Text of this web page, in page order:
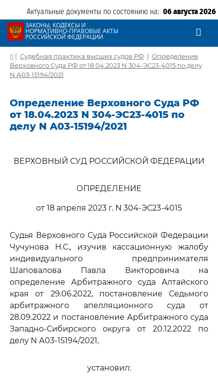
Актуальные документы по состоянию на: 06 августа 2026
ЗАКОНЫ, КОДЕКСЫ И
НОРМАТИВНО-ПРАВОВЫЕ АКТЫ
РОССИЙСКОЙ ФЕДЕРАЦИИ
| Судебная практика высших судов РФ | Определение
Верховного Суда РФ от 18.04.2023 N 304-ЭС23-4015 по делу
N А03-15194/2021
Определение Верховного Суда РФ
от 18.04.2023 N 304-ЭС23-4015 по
делу N А03-15194/2021
ВЕРХОВНЫЙ СУД РОССИЙСКОЙ ФЕДЕРАЦИИ
ОПРЕДЕЛЕНИЕ
от 18 апреля 2023 г. N 304-ЭС23-4015
Судья Верховного Суда Российской Федерации
Чучунова Н.С., изучив кассационную жалобу
индивидуального предпринимателя
Шаповалова Павла Викторовича на
определение Арбитражного суда Алтайского
края от 29.06.2022, постановление Седьмого
арбитражного апелляционного суда от
28.09.2022 и постановление Арбитражного суда
Западно-Сибирского округа от 20.12.2022 по
делу N А03-15194/2021,
установил: